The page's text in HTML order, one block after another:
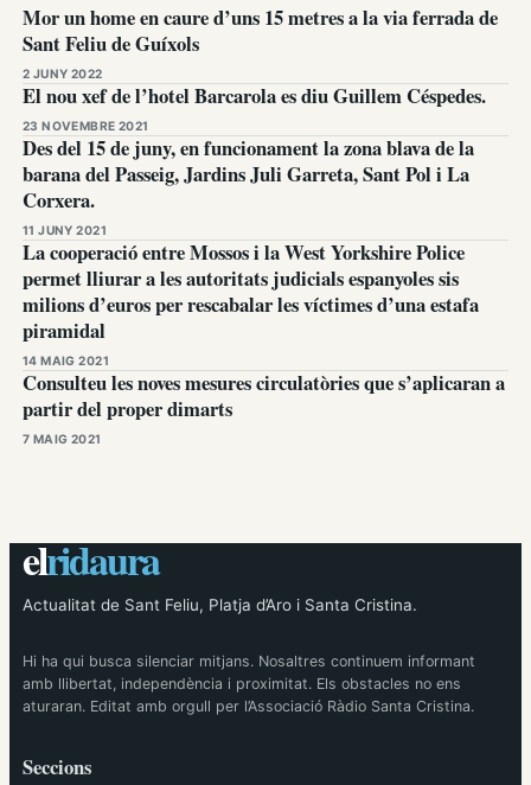
Mor un home en caure d’uns 15 metres a la via ferrada de
Sant Feliu de Guíxols
2 JUNY 2022
El nou xef de l’hotel Barcarola es diu Guillem Céspedes.
23 NOVEMBRE 2021
Des del 15 de juny, en funcionament la zona blava de la
barana del Passeig, Jardins Juli Garreta, Sant Pol i La
Corxera.
11 JUNY 2021
La cooperació entre Mossos i la West Yorkshire Police
permet lliurar a les autoritats judicials espanyoles sis
milions d’euros per rescabalar les víctimes d’una estafa
piramidal
14 MAIG 2021
Consulteu les noves mesures circulatòries que s’aplicaran a
partir del proper dimarts
7 MAIG 2021
elridaura
Actualitat de Sant Feliu, Platja d’Aro i Santa Cristina.
Hi ha qui busca silenciar mitjans. Nosaltres continuem informant
amb llibertat, independència i proximitat. Els obstacles no ens
aturaran. Editat amb orgull per l’Associació Ràdio Santa Cristina.
Seccions